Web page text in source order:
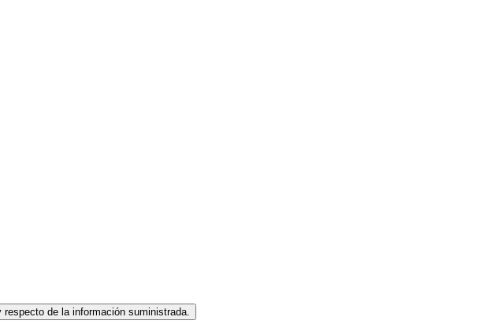
de la información suministrada.